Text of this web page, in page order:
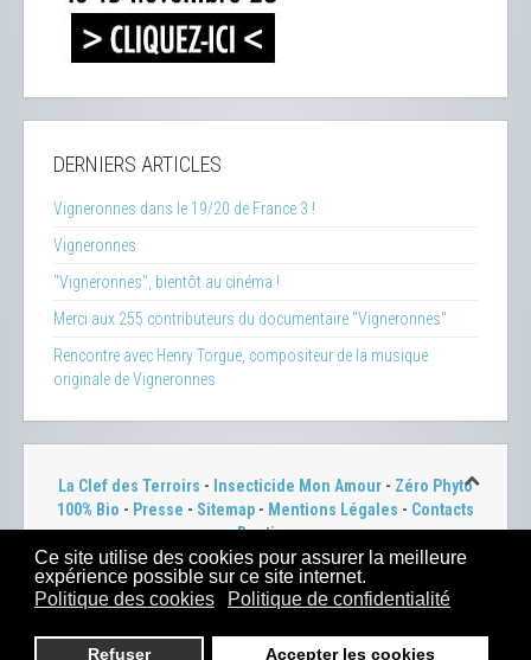
Ce site utilise des cookies pour assurer la meilleure
expérience possible sur ce site internet.
Politique des cookies
Politique de confidentialité
Refuser Accepter les cookies
DERNIERS ARTICLES
Vigneronnes dans le 19/20 de France 3 !
Vigneronnes
"Vigneronnes", bientôt au cinéma !
Merci aux 255 contributeurs du documentaire "Vigneronnes"
Rencontre avec Henry Torgue, compositeur de la musique
originale de Vigneronnes
La Clef des Terroirs - Insecticide Mon Amour - Zéro Phyto
100% Bio - Presse - Sitemap - Mentions Légales - Contacts
-Boutique
2023 -Dahu Production